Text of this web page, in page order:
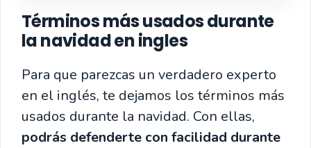
Términos más usados durante
la navidad en ingles
Para que parezcas un verdadero experto
en el inglés, te dejamos los términos más
usados durante la navidad. Con ellas,
podrás defenderte con facilidad durante